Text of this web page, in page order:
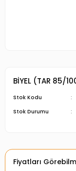
BİYEL (TAR 85/
Stok Kodu
Stok Durumu
Fiyatları